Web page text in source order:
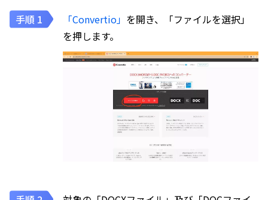
「Convertio」 を開き、「ファイルを選択」
を押します。